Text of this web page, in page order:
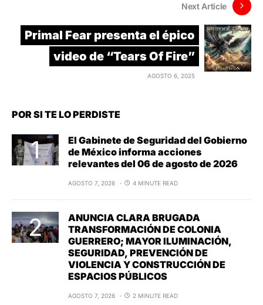
Next Article
Primal Fear presenta el épico
video de “Tears Of Fire”
AGOSTO 6, 2025
POR SI TE LO PERDISTE
El Gabinete de Seguridad del Gobierno
de México informa acciones
relevantes del 06 de agosto de 2026
AGOSTO 7, 2026 4 MINUTE READ
ANUNCIA CLARA BRUGADA
TRANSFORMACIÓN DE COLONIA
GUERRERO; MAYOR ILUMINACIÓN,
SEGURIDAD, PREVENCIÓN DE
VIOLENCIA Y CONSTRUCCIÓN DE
ESPACIOS PÚBLICOS
AGOSTO 7, 2026 2 MINUTE READ